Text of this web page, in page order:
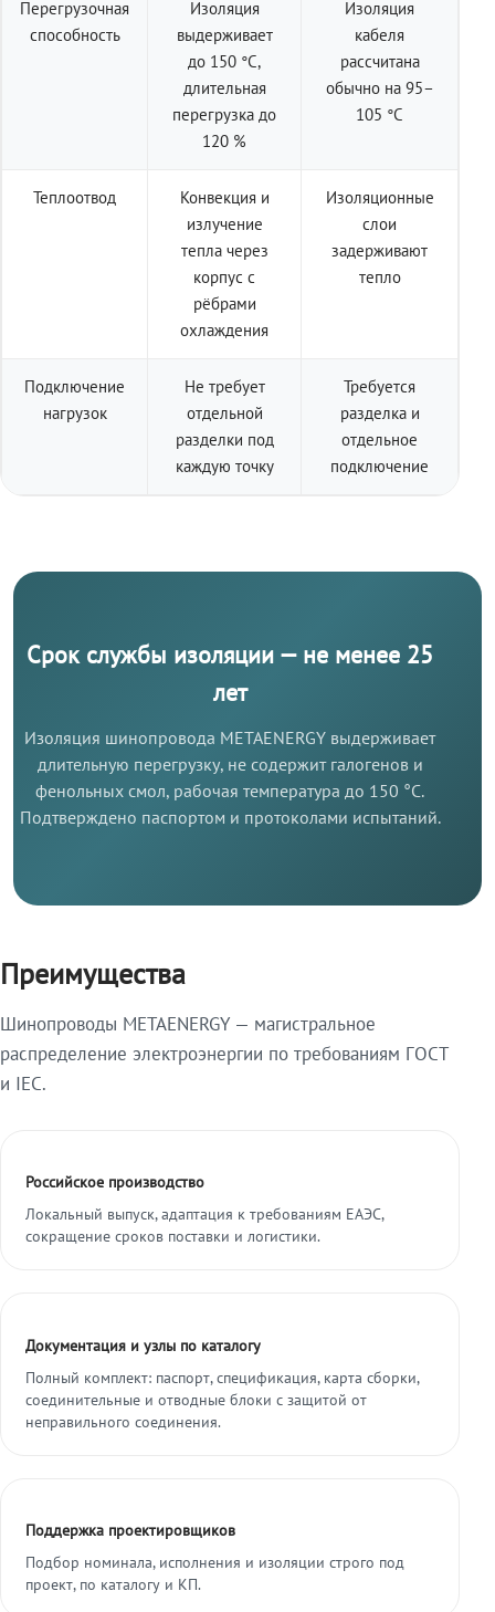
Перегрузочная
способность
Изоляция
выдерживает
до 150 °C,
длительная
перегрузка до
120 %
Изоляция
кабеля
рассчитана
обычно на 95–
105 °C
Теплоотвод
Конвекция и
излучение
тепла через
корпус с
рёбрами
охлаждения
Изоляционные
слои
задерживают
тепло
Подключение
нагрузок
Не требует
отдельной
разделки под
каждую точку
Требуется
разделка и
отдельное
подключение
Срок службы изоляции — не менее 25
лет
Изоляция шинопровода METAENERGY выдерживает
длительную перегрузку, не содержит галогенов и
фенольных смол, рабочая температура до 150 °C.
Подтверждено паспортом и протоколами испытаний.
Преимущества
Шинопроводы METAENERGY — магистральное
распределение электроэнергии по требованиям ГОСТ
и IEC.
Российское производство
Локальный выпуск, адаптация к требованиям ЕАЭС,
сокращение сроков поставки и логистики.
Документация и узлы по каталогу
Полный комплект: паспорт, спецификация, карта сборки,
соединительные и отводные блоки с защитой от
неправильного соединения.
Поддержка проектировщиков
Подбор номинала, исполнения и изоляции строго под
проект, по каталогу и КП.